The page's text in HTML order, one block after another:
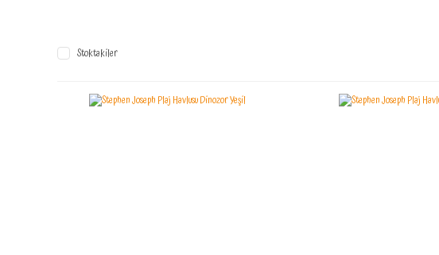
Stoktakiler